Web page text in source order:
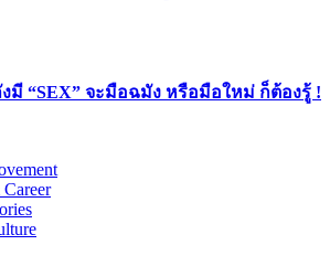
มี “SEX” จะมือฉมัง หรือมือใหม่ ก็ต้องรู้ !